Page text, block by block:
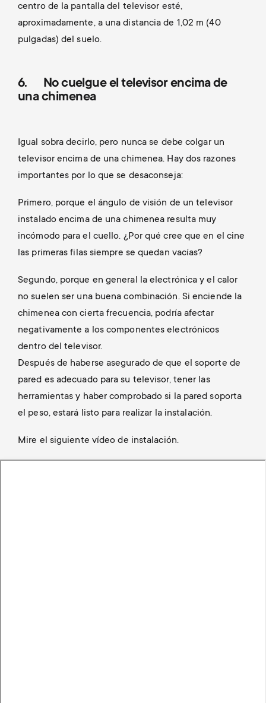
centro de la pantalla del televisor esté,
aproximadamente, a una distancia de 1,02 m (40
pulgadas) del suelo.
6. No cuelgue el televisor encima de
una chimenea
Igual sobra decirlo, pero nunca se debe colgar un
televisor encima de una chimenea. Hay dos razones
importantes por lo que se desaconseja:
Primero, porque el ángulo de visión de un televisor
instalado encima de una chimenea resulta muy
incómodo para el cuello. ¿Por qué cree que en el cine
las primeras filas siempre se quedan vacías?
Segundo, porque en general la electrónica y el calor
no suelen ser una buena combinación. Si enciende la
chimenea con cierta frecuencia, podría afectar
negativamente a los componentes electrónicos
dentro del televisor.
Después de haberse asegurado de que el soporte de
pared es adecuado para su televisor, tener las
herramientas y haber comprobado si la pared soporta
el peso, estará listo para realizar la instalación.
Mire el siguiente vídeo de instalación.